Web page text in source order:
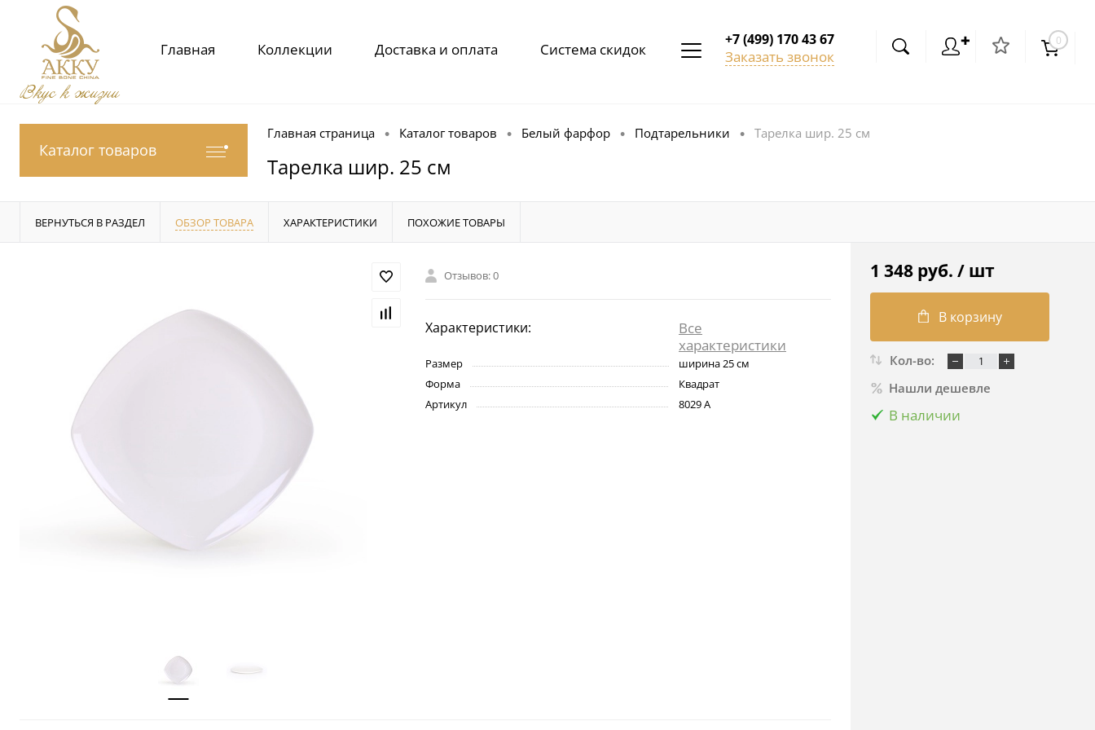
Вкус к жизни
Главная Коллекции Доставка и оплата Система скидок
+7 (499) 170 43 67
Заказать звонок
✚ 0
Каталог товаров
Главная страница • Каталог товаров • Белый фарфор • Подтарельники • Тарелка шир. 25 см
Тарелка шир. 25 см
ВЕРНУТЬСЯ В РАЗДЕЛ ОБЗОР ТОВАРА ХАРАКТЕРИСТИКИ ПОХОЖИЕ ТОВАРЫ
Отзывов: 0
Характеристики:
Все
характеристики
Размер
ширина 25 см
Форма
Квадрат
Артикул
8029 А
1 348 руб. / шт
В корзину
Кол-во:
Нашли дешевле
В наличии